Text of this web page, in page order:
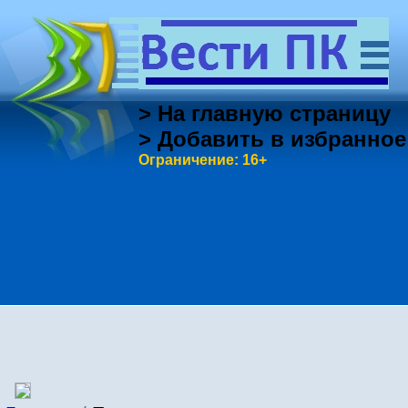
> На главную страницу
> Добавить в избранное
Ограничение: 16+